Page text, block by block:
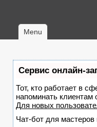
Menu
Сервис онлайн-
Тот, кто работает в
напоминать
Для новых
Чат-бот для